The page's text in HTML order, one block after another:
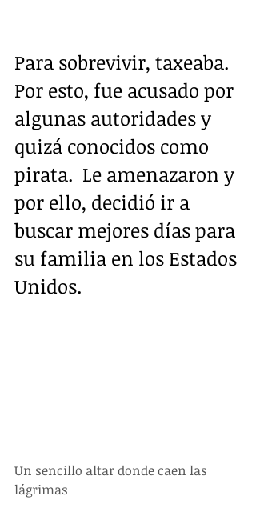
Para sobrevivir, taxeaba.
Por esto, fue acusado por
algunas autoridades y
quizá conocidos como
pirata.  Le amenazaron y
por ello, decidió ir a
buscar mejores días para
su familia en los Estados
Unidos.
Un sencillo altar donde caen las
lágrimas